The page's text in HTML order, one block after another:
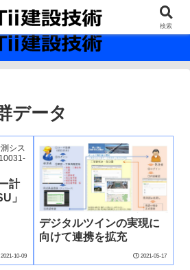
設技術の情報インフラ。
データ
計
」
2021-10-09
デジタルツインの実現に
向けて連携を拡充
2021-05-17
検索